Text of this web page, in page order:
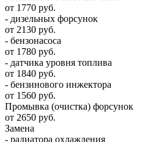
от 1770 руб.
- дизельных форсунок
от 2130 руб.
- бензонасоса
от 1780 руб.
- датчика уровня топлива
от 1840 руб.
- бензинового инжектора
от 1560 руб.
Промывка (очистка) форсунок
от 2650 руб.
Замена
- радиатора охлаждения